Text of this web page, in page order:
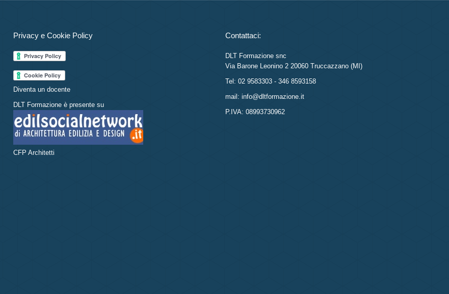
Privacy e Cookie Policy
Diventa un docente
DLT Formazione è presente su
CFP Architetti
Contattaci:
DLT Formazione snc
Via Barone Leonino 2 20060 Truccazzano (MI)
Tel: 02 9583303 - 346 8593158
mail: info@dltformazione.it
P.IVA: 08993730962